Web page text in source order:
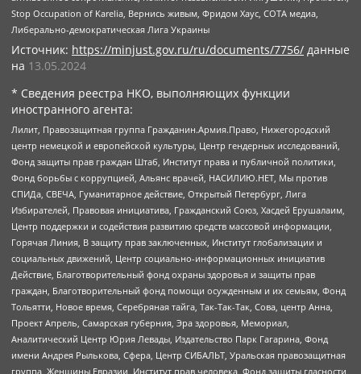
Stop Occupation of Karelia, Вернись живым, Фридом Хаус, СОТА медиа,
Либерально-демократическая Лига Украины
Источник: https://minjust.gov.ru/ru/documents/7756/ данные
на 13.05.2024
* Сведения реестра НКО, выполняющих функции
иностранного агента:
Лилит, Правозащитная группа Гражданин.Армия.Право, Нижегородский
центр немецкой и европейской культуры, Центр гендерных исследований,
Фонд защиты прав граждан Штаб, Институт права и публичной политики,
Фонд борьбы с коррупцией, Альянс врачей, НАСИЛИЮ.НЕТ, Мы против
СПИДа, СВЕЧА, Гуманитарное действие, Открытый Петербург, Лига
Избирателей, Правовая инициатива, Гражданский Союз, Хасдей Ерушалаим,
Центр поддержки и содействия развитию средств массовой информации,
Горячая Линия, В защиту прав заключенных, Институт глобализации и
социальных движений, Центр социально-информационных инициатив
Действие, Благотворительный фонд охраны здоровья и защиты прав
граждан, Благотворительный фонд помощи осужденным и их семьям, Фонд
Тольятти, Новое время, Серебряная тайга, Так-Так-Так, Сова, центр Анна,
Проект Апрель, Самарская губерния, Эра здоровья, Мемориал,
Аналитический Центр Юрия Левады, Издательство Парк Гагарина, Фонд
имени Андрея Рылькова, Сфера, Центр СИБАЛЬТ, Уральская правозащитная
группа, Женщины Евразии, Институт прав человека, Фонд защиты гласности,